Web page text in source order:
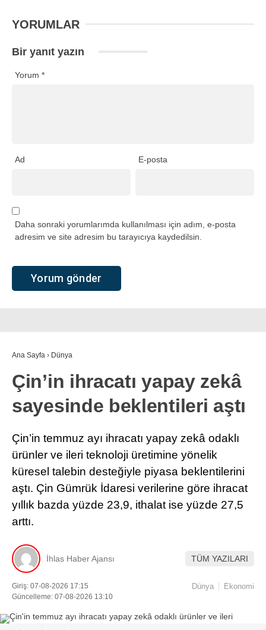
YORUMLAR
Bir yanıt yazın
Yorum *
Ad E-posta
Daha sonraki yorumlarımda kullanılması için adım, e-posta
adresim ve site adresim bu tarayıcıya kaydedilsin.
Ana Sayfa › Dünya
Çin’in ihracatı yapay zekâ
sayesinde beklentileri aştı
Çin’in temmuz ayı ihracatı yapay zekâ odaklı
ürünler ve ileri teknoloji üretimine yönelik
küresel talebin desteğiyle piyasa beklentilerini
aştı. Çin Gümrük İdaresi verilerine göre ihracat
yıllık bazda yüzde 23,9, ithalat ise yüzde 27,5
arttı.
İhlas Haber Ajansı TÜM YAZILARI
Giriş: 07-08-2026 17:15
Güncelleme: 07-08-2026 13:10
Dünya Ekonomi